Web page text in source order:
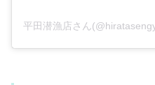
平田潜漁店さん